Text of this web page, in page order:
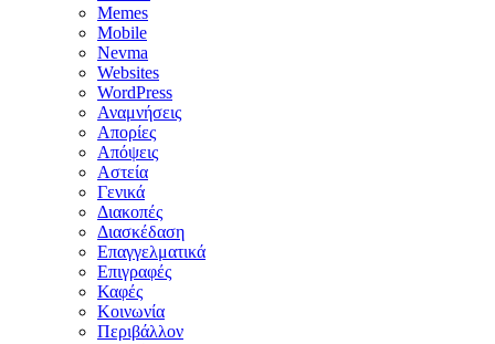
Memes
Mobile
Nevma
Websites
WordPress
Αναμνήσεις
Απορίες
Απόψεις
Αστεία
Γενικά
Διακοπές
Διασκέδαση
Επαγγελματικά
Επιγραφές
Καφές
Κοινωνία
Περιβάλλον